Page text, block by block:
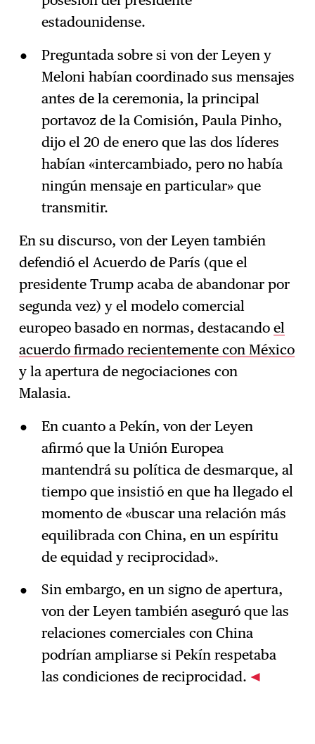
estadounidense.
Preguntada sobre si von der Leyen y
Meloni habían coordinado sus mensajes
antes de la ceremonia, la principal
portavoz de la Comisión, Paula Pinho,
dijo el 20 de enero que las dos líderes
habían «intercambiado, pero no había
ningún mensaje en particular» que
transmitir.
En su discurso, von der Leyen también
defendió el Acuerdo de París (que el
presidente Trump acaba de abandonar por
segunda vez) y el modelo comercial
europeo basado en normas, destacandoel
acuerdo firmado recientemente con México
y la apertura de negociaciones con
Malasia.
En cuanto a Pekín, von der Leyen
afirmó que la Unión Europea
mantendrá su política de desmarque, al
tiempo que insistió en que ha llegado el
momento de «buscar una relación más
equilibrada con China, en un espíritu
de equidad y reciprocidad».
Sin embargo, en un signo de apertura,
von der Leyen también aseguró que las
relaciones comerciales con China
podrían ampliarse si Pekín respetaba
las condiciones de reciprocidad.